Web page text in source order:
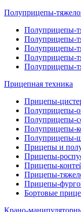
Полуприцепы-
Полуприцепы-
Полуприцепы-
Полуприцепы-
Полуприцепы-
Полуприцепы-
Прицепная техника
Прицепы-
Полуприцепы-
Полуприцепы-
Полуприцепы-
Полуприцепы-
Прицепы и
Прицепы-
Прицепы-
Прицепы-
Прицепы-
Бортовые
Крано-